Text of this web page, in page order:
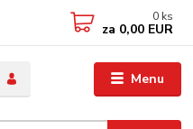
Menu
0 ks
za 0,00 EUR